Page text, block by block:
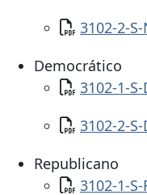
Documento
3102-2-
Democrático
Documento
3102-1-
Documento
3102-2-
Republicano
Documento
3102-1-